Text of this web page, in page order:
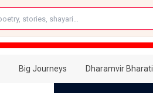
Big Journeys Dharamvir Bharati